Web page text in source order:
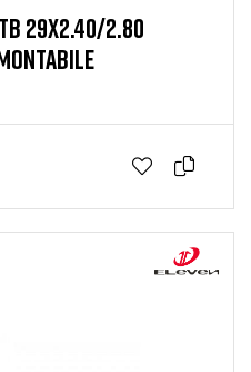
29X2.40/2.80